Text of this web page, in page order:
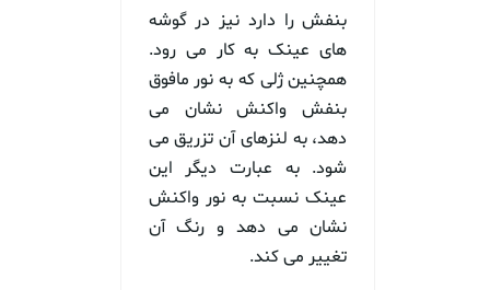
بنفش را دارد نیز در گوشه
های عینک به کار می رود.
همچنین ژلی که به نور مافوق
بنفش واکنش نشان می
دهد، به لنزهای آن تزریق می
شود. به عبارت دیگر این
عینک نسبت به نور واکنش
نشان می دهد و رنگ آن
تغییر می کند.